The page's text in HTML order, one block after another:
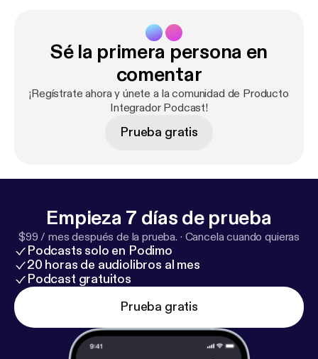
Sé la primera persona en
comentar
¡Regístrate ahora y únete a la comunidad de Producto
Integrador Podcast!
Prueba gratis
Empieza 7 días de prueba
$99 / mes después de la prueba. · Cancela cuando quieras
Podcasts solo en Podimo
20 horas de audiolibros al mes
Podcast gratuitos
Prueba gratis